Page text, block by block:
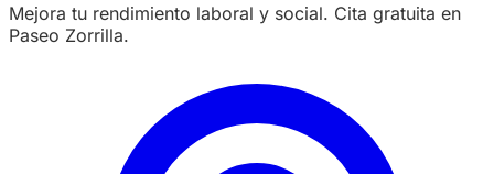
Mejora tu rendimiento laboral y social. Cita gratuita en
Paseo Zorrilla.